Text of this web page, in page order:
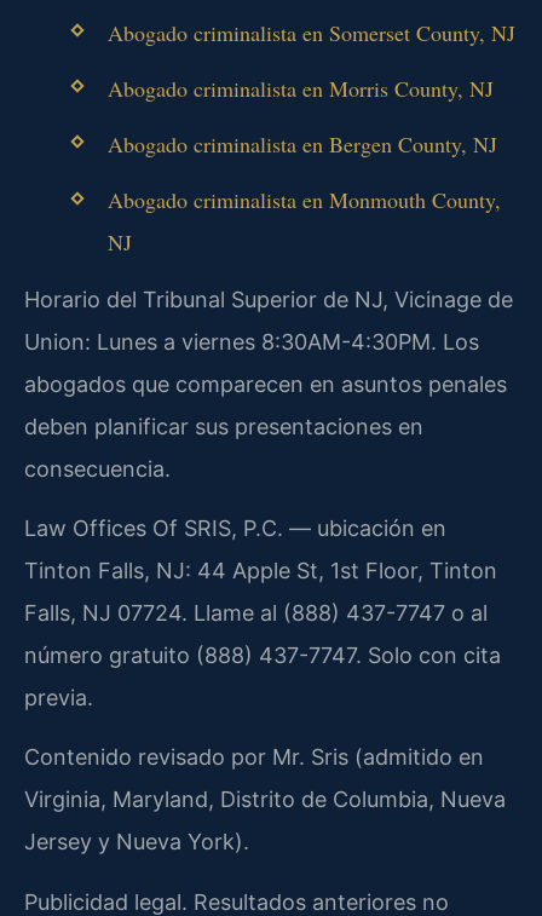
Abogado criminalista en Somerset County, NJ
Abogado criminalista en Morris County, NJ
Abogado criminalista en Bergen County, NJ
Abogado criminalista en Monmouth County,
NJ
Horario del Tribunal Superior de NJ, Vicinage de
Union: Lunes a viernes 8:30AM-4:30PM. Los
abogados que comparecen en asuntos penales
deben planificar sus presentaciones en
consecuencia.
Law Offices Of SRIS, P.C. — ubicación en
Tinton Falls, NJ: 44 Apple St, 1st Floor, Tinton
Falls, NJ 07724. Llame al (888) 437-7747 o al
número gratuito (888) 437-7747. Solo con cita
previa.
Contenido revisado por Mr. Sris (admitido en
Virginia, Maryland, Distrito de Columbia, Nueva
Jersey y Nueva York).
Publicidad legal. Resultados anteriores no